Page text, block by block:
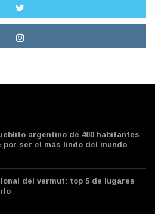
argentino de 400 habitantes
por ser el más lindo del mundo
del vermut: top 5 de lugares